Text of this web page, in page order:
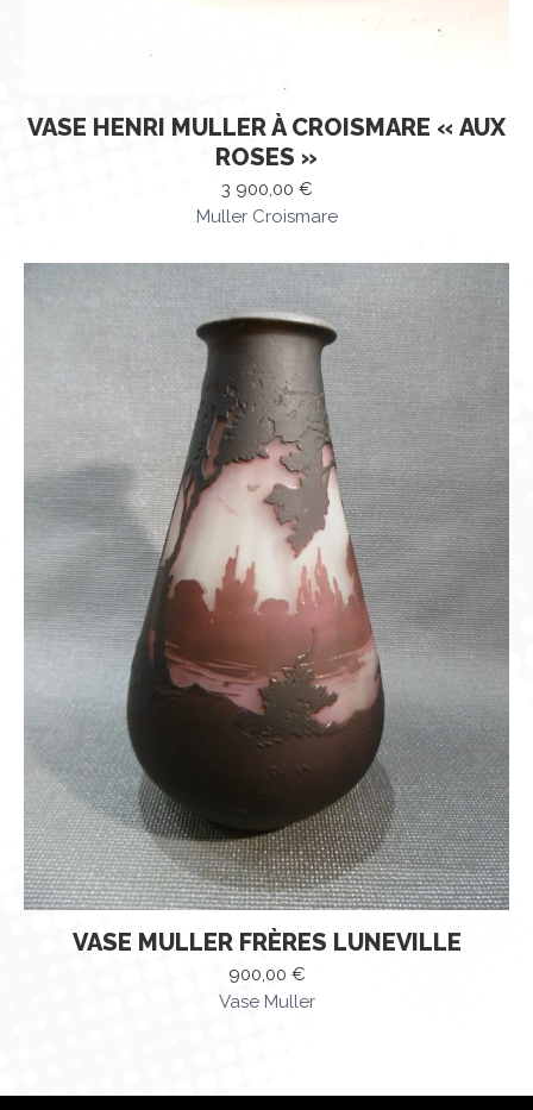
VASE HENRI MULLER À CROISMARE « AUX
ROSES »
3 900,00 €
Muller Croismare
VASE MULLER FRÈRES LUNEVILLE
900,00 €
Vase Muller